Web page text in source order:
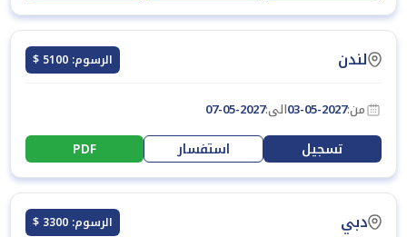
لندن الرسوم: 5100 $
من:03-05-2027الى:07-05-2027
تسجيل استفسار PDF
دبي الرسوم: 3300 $